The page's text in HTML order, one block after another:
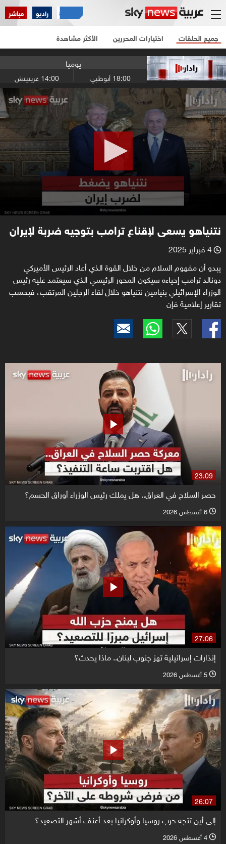
راديو مباشر
جميع الحلقات اختيارات المحررين الأكثر مشاهدة
يوميا
18:00 أبوظبي 14:00 غرينيتش
0
seconds
of
12
minutes,
seconds
نتنياهو يسعى لإقناع ترامب بتوجيه ضربة لإيران
l 4 فبراير 2025
يبدو أن مفهوم السلام من خلال القوة الذي أعاد الرئيس الأميركي
دونالد ترامب إحياءه سيكون المحور الرئيسي الذي سيعتمد عليه رئيس
الوزراء الإسرائيلي بنيامين نتنياهو خلال لقاء الرجلين المرتقب، فبحسب
تقارير إعلامية فإن
23:09
حصر السلاح في العراق.. هل يملك رئيس الوزراء أوراق الحسم؟
l 6 أغسطس 2026
27:06
إنذارات إسرائيلية تهز جنوب لبنان.. ماذا يحدث؟
l 5 أغسطس 2026
26:07
إلى أين تتجه حرب روسيا وأوكرانيا بعد أعنف أشهر التصعيد؟
l 4 أغسطس 2026